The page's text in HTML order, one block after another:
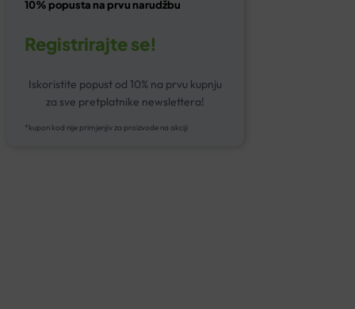
10% popusta na prvu narudžbu
Registrirajte se!
Iskoristite popust od 10% na prvu kupnju
za sve pretplatnike newslettera!
*kupon kod nije primjenjiv za proizvode na akciji